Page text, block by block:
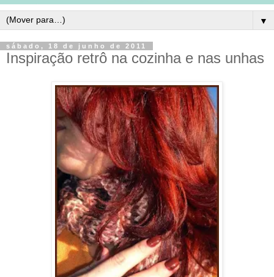
▼
sábado, 18 de junho de 2011
Inspiração retrô na cozinha e nas unhas